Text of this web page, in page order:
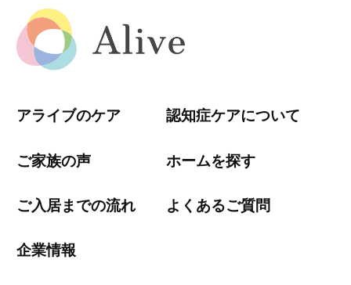
アライブのケア 認知症ケアについて
ご家族の声 ホームを探す
ご入居までの流れ よくあるご質問
企業情報